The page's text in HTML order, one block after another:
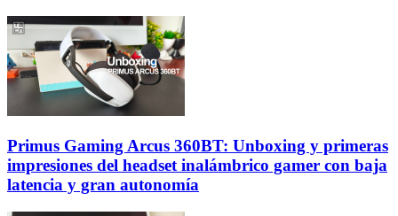
Primus Gaming Arcus 360BT: Unboxing y primeras
impresiones del headset inalámbrico gamer con baja
latencia y gran autonomía